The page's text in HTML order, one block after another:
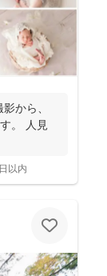
から、
。 人見
以内